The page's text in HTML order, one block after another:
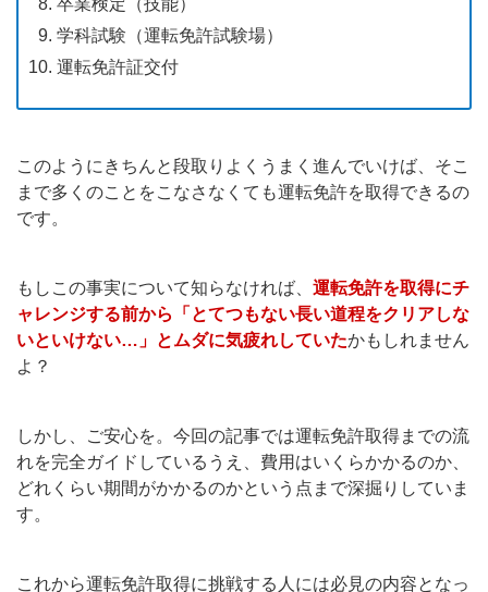
学科試験（運転免許試験場）
運転免許証交付
このようにきちんと段取りよくうまく進んでいけば、そこ
まで多くのことをこなさなくても運転免許を取得できるの
です。
もしこの事実について知らなければ、 運転免許を取得にチ
ャレンジする前から「とてつもない長い道程をクリアしな
いといけない…」とムダに気疲れしていたかもしれません
よ？
しかし、ご安心を。今回の記事では運転免許取得までの流
れを完全ガイドしているうえ、費用はいくらかかるのか、
どれくらい期間がかかるのかという点まで深掘りしていま
す。
これから運転免許取得に挑戦する人には必見の内容となっ